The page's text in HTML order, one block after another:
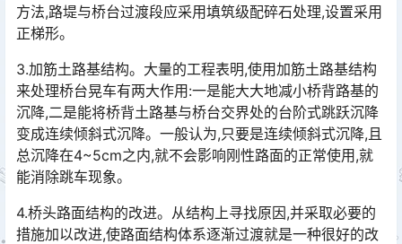
方法,路堤与桥台过渡段应采用填筑级配碎石处理,设置采用
正梯形。󠅅󠅃󠄵󠅂󠄪󠇖󠆨󠆨󠇕󠆞󠆒󠅬󠇘󠆭󠆘󠇙󠆝󠅵󠇗󠆭󠆁󠄐󠇗󠅹󠅸󠇖󠆍󠅳󠇖󠅹󠅰󠇖󠆌󠅹
3.加筋土路基结构。大量的工程表明,使用加筋土路基结构
来处理桥台晃车有两大作用:一是能大大地减小桥背路基的
沉降,二是能将桥背土路基与桥台交界处的台阶式跳跃沉降
变成连续倾斜式沉降。一般认为,只要是连续倾斜式沉降,且
总沉降在4~5cm之内,就不会影响刚性路面的正常使用,就
能消除跳车现象。󠅅󠅃󠄵󠅂󠄪󠇖󠆨󠆨󠇕󠆞󠆒󠅬󠇘󠆭󠆘󠇙󠆝󠅵󠇗󠆭󠆁󠄐󠇗󠅹󠅸󠇖󠆍󠅳󠇖󠅹󠅰󠇖󠆌󠅹
4.桥头路面结构的改进。从结构上寻找原因,并采取必要的
措施加以改进,使路面结构体系逐渐过渡就是一种很好的改